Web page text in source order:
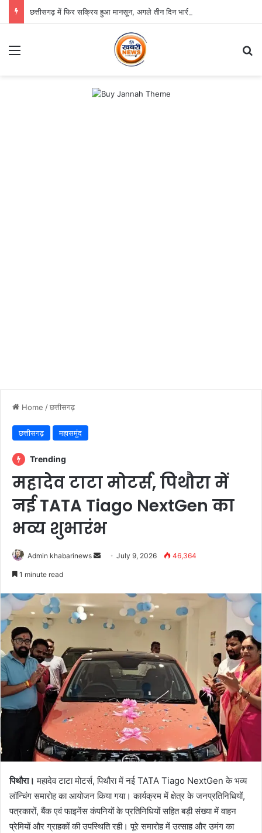
छत्तीसगढ़ में फिर सक्रिय हुआ मानसून, अगले तीन दिन भारी बारिश का अलर्ट
Menu
Home /छत्तीसगढ़
छत्तीसगढ़ महासमुंद
Trending
महादेव टाटा मोटर्स, पिथौरा में
नई TATA Tiago NextGen का
भव्य शुभारंभ
Admin khabarinews
Send July 9, 2026 46,364
1 minute read
पिथौरा।महादेव टाटा मोटर्स, पिथौरा में नई TATA Tiago NextGen के भव्य
लॉन्चिंग समारोह का आयोजन किया गया। कार्यक्रम में क्षेत्र के जनप्रतिनिधियों,
पत्रकारों, बैंक एवं फाइनेंस कंपनियों के प्रतिनिधियों सहित बड़ी संख्या में वाहन
प्रेमियों और ग्राहकों की उपस्थिति रही। पूरे समारोह में उत्साह और उमंग का